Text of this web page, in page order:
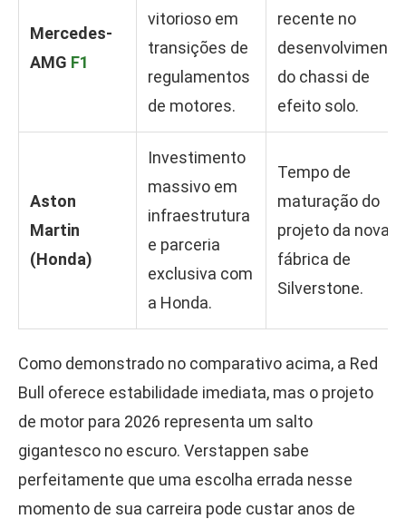
Mercedes-
AMG F1
vitorioso em
transições de
regulamentos
de motores.
recente no
desenvolvimento
do chassi de
efeito solo.
Aston
Martin
(Honda)
Investimento
massivo em
infraestrutura
e parceria
exclusiva com
a Honda.
Tempo de
maturação do
projeto da nova
fábrica de
Silverstone.
Como demonstrado no comparativo acima, a Red
Bull oferece estabilidade imediata, mas o projeto
de motor para 2026 representa um salto
gigantesco no escuro. Verstappen sabe
perfeitamente que uma escolha errada nesse
momento de sua carreira pode custar anos de